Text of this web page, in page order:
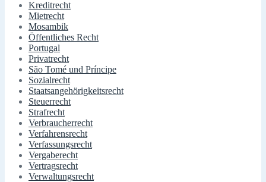
Kreditrecht
Mietrecht
Mosambik
Öffentliches Recht
Portugal
Privatrecht
São Tomé und Príncipe
Sozialrecht
Staatsangehörigkeitsrecht
Steuerrecht
Strafrecht
Verbraucherrecht
Verfahrensrecht
Verfassungsrecht
Vergaberecht
Vertragsrecht
Verwaltungsrecht